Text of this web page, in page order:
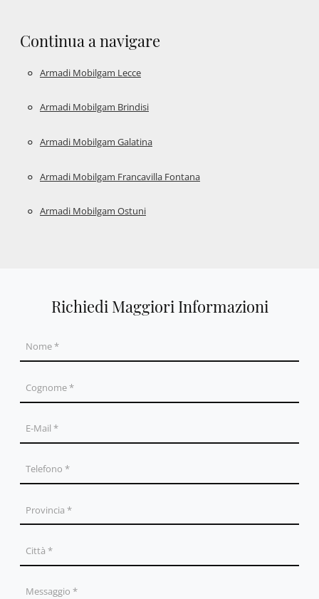
Continua a navigare
Armadi Mobilgam Lecce
Armadi Mobilgam Brindisi
Armadi Mobilgam Galatina
Armadi Mobilgam Francavilla Fontana
Armadi Mobilgam Ostuni
Richiedi Maggiori Informazioni